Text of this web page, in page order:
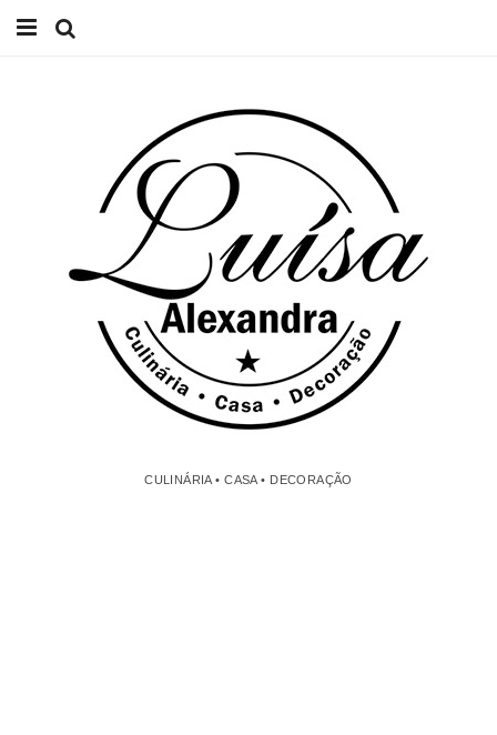
CULINÁRIA • CASA • DECORAÇÃO